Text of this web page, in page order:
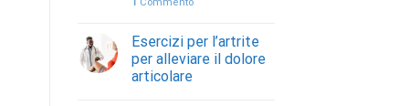
Esercizi per l’artrite
per alleviare il dolore
articolare